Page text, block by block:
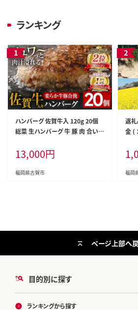
ランキング
ハンバーグ 佐賀牛入 120g 20個
総菜 生ハンバーグ 牛 豚 肉 合い挽
牛豚合挽 ジューシー 柔らかい 夕
飯 おかず 贅沢 グルメ 九州 古賀市
13,000円
福岡県古賀市
返
金 (
福岡
目的別に探す
ランキングから探す
ページ上部へ